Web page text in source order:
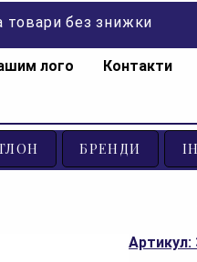
товари без знижки
лого Контакти
БРЕНДИ
Артикул: